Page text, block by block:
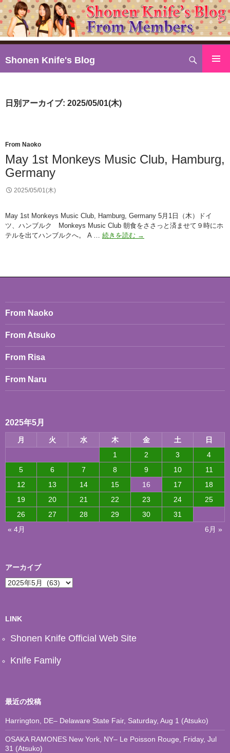
Shonen Knife's Blog
索
ン
ス
キ
ッ
日別アーカイブ: 2025/05/01(木)
From Naoko
May 1st Monkeys Music Club, Hamburg,
Germany
2025/05/01(木)
May 1st Monkeys Music Club, Hamburg, Germany 5月1日（木）ドイ
ツ、ハンブルク Monkeys Music Club 朝食をささっと済ませて９時にホ
テルを出てハンブルクへ。 A … 続きを読む
May
→
From Naoko
From Atsuko
From Risa
From Naru
2025年5月
月 火 水 木 金 土
日
1
2 3
4
5
6 7 8 9 10
11
12
13 14 15 16 17
18
19
20 21 22 23 24
25
26
27 28 29 30
31
« 4月
6月 »
アーカイブ
ア
ブ
LINK
Shonen Knife Official Web Site
Knife Family
最近の投稿
Harrington, DE– Delaware State Fair, Saturday, Aug 1 (Atsuko)
OSAKA RAMONES New York, NY– Le Poisson Rouge, Friday, Jul
31 (Atsuko)